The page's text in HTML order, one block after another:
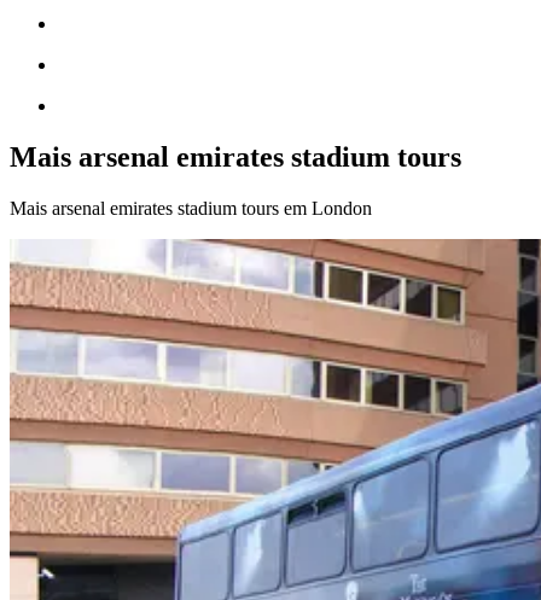
Mais arsenal emirates stadium tours
Mais arsenal emirates stadium tours em London